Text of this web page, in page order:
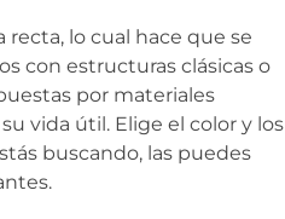
recta, lo cual hace que se
con estructuras clásicas o
por materiales
vida útil. Elige el color y los
buscando, las puedes